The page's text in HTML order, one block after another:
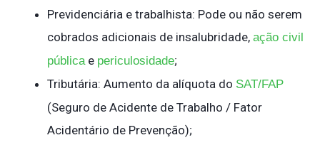
Previdenciária e trabalhista: Pode ou não serem
cobrados adicionais de insalubridade, ação civil
públicae periculosidade;
Tributária: Aumento da alíquota do SAT/FAP
(Seguro de Acidente de Trabalho / Fator
Acidentário de Prevenção);